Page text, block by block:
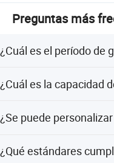
Preguntas más
¿Cuál es el período de
pruebas de vibración.
¿Cuál es la capacidad
¿Se puede
desde el diseño y
¿Qué estándares